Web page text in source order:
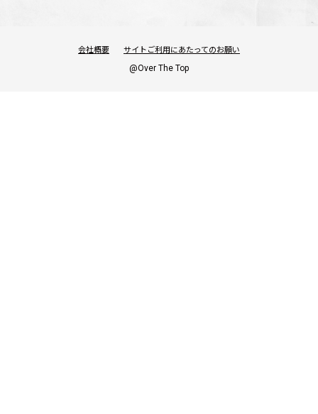
会社概要 サイトご利用にあたってのお願い
@Over The Top